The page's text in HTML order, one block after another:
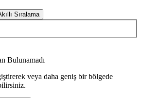
Sıralama
Bulunamadı
veya daha geniş bir bölgede